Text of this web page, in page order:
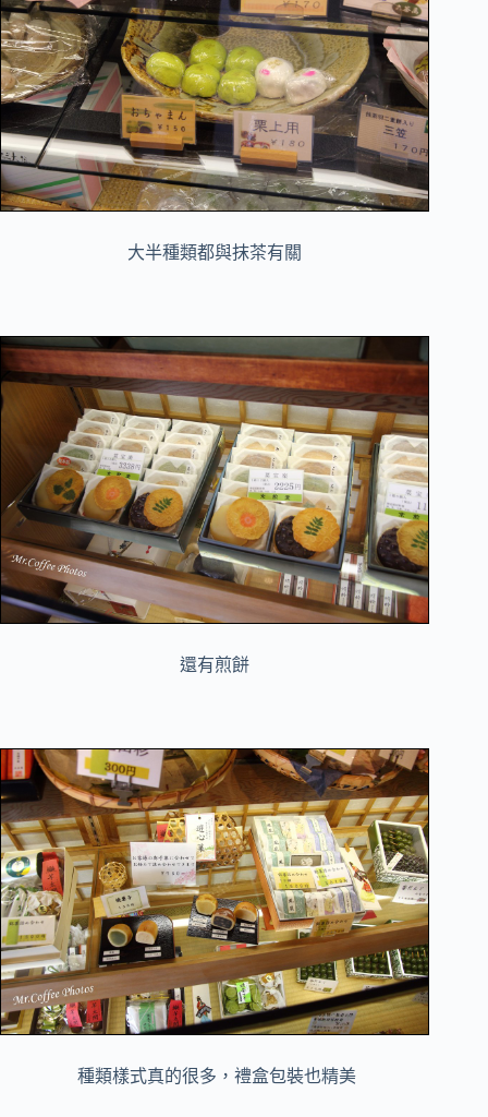
大半種類都與抹茶有關
還有煎餅
種類樣式真的很多，禮盒包裝也精美